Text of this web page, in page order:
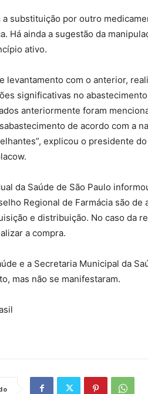
a substituição por outro
Há ainda a sugestão da
ativo.
levantamento com o anterior,
significativas no
anteriormente foram
de acordo com a
explicou o presidente
da Saúde de São Paulo
Regional de Farmácia são
e distribuição. No caso da
a compra.
e a Secretaria Municipal da
mas não se manifestaram.